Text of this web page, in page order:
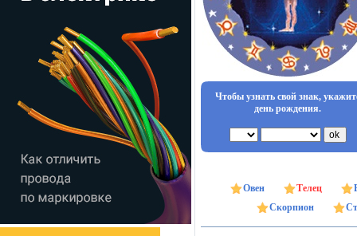
Чтобы узнать свой знак,
день рождения.
Овен Телец
Скорпион